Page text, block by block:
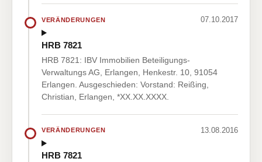
VERÄNDERUNGEN 07.10.2017
HRB 7821
HRB 7821: IBV Immobilien Beteiligungs-
Verwaltungs AG, Erlangen, Henkestr. 10, 91054
Erlangen. Ausgeschieden: Vorstand: Reißing,
Christian, Erlangen, *XX.XX.XXXX.
VERÄNDERUNGEN 13.08.2016
HRB 7821